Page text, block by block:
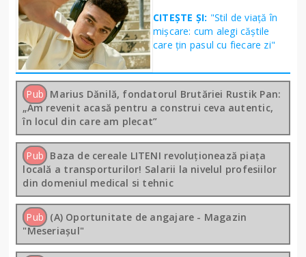
CITEȘTE ȘI: "Stil de viață în
mișcare: cum alegi căștile
care țin pasul cu fiecare zi"
Pub Marius Dănilă, fondatorul Brutăriei Rustik Pan:
„Am revenit acasă pentru a construi ceva autentic,
în locul din care am plecat”
Pub Baza de cereale LITENI revoluționează piața
locală a transporturilor! Salarii la nivelul profesiilor
din domeniul medical si tehnic
Pub (A) Oportunitate de angajare - Magazin
"Meseriașul"